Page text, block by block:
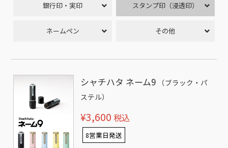
銀行印・実印 スタンプ印（浸透印）
ネームペン その他
シャチハタ ネーム9
（ブラック・パ
ステル）
¥3,600 税込
8営業日発送